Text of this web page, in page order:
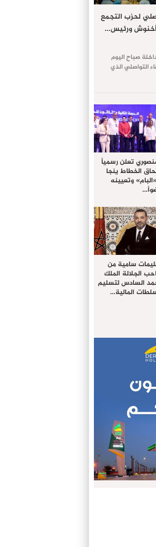
لحزب التجمع
أخنوش ورئيس…
صباح اليوم
اللقاء التواصلي الذي
تعلن رسمياً
الخطاط ينجا
وتعيينه
سامية من
الجلالة الملك
السادس لتسليم
المالية…